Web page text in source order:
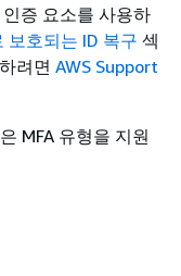
증 요소를 사용하
보호되는 ID 복구 섹
려면 AWS Support
MFA 유형을 지원